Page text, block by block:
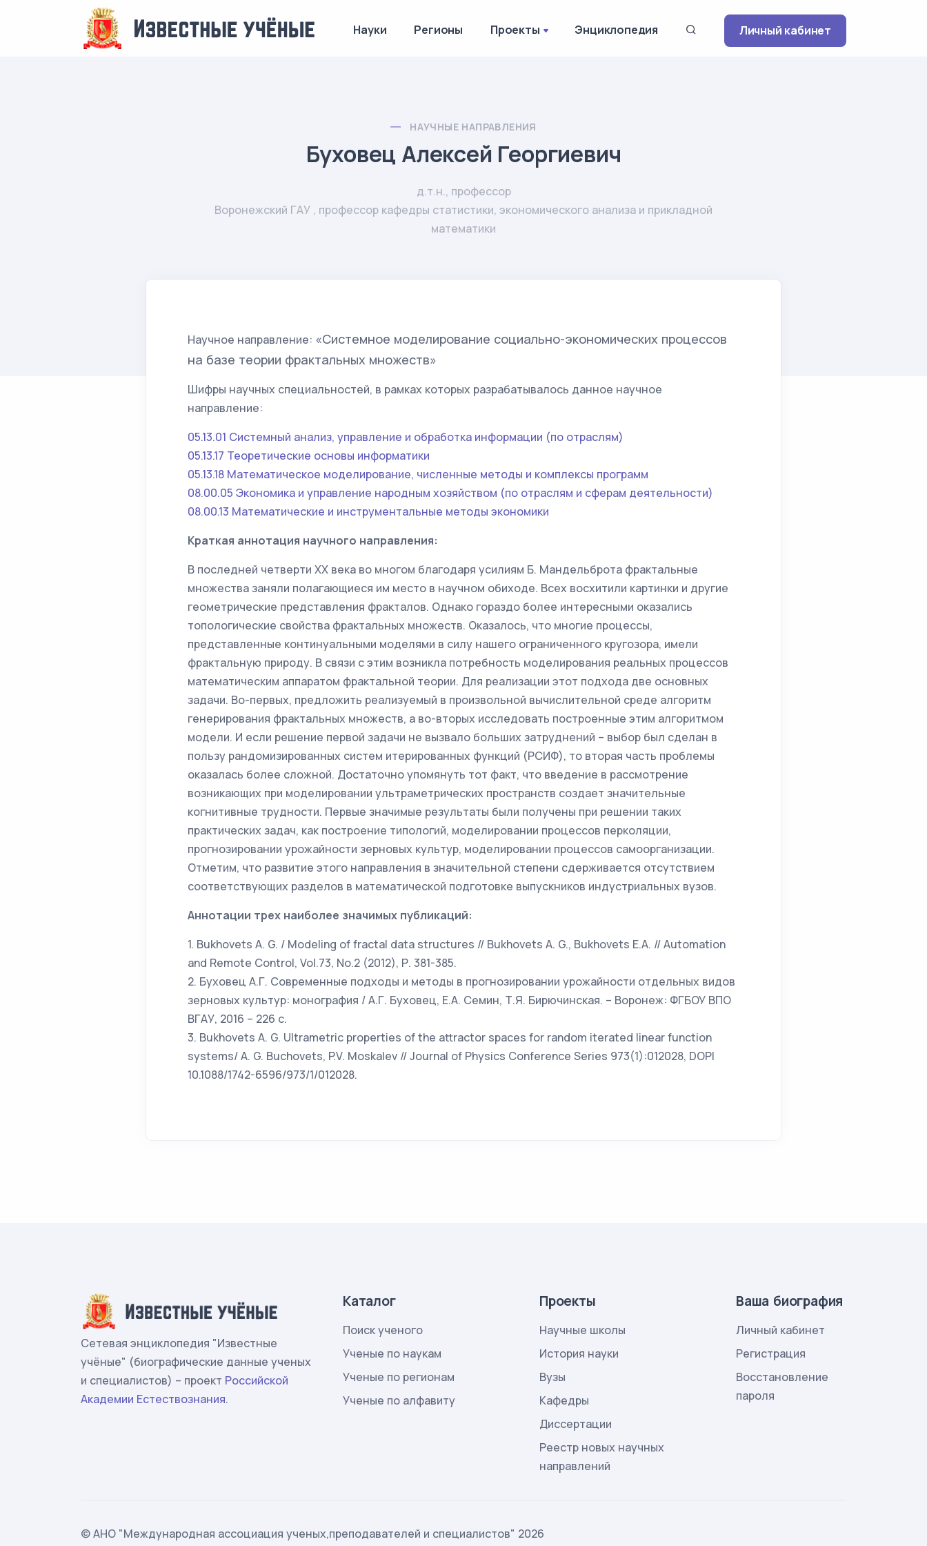
Науки Регионы Проекты Энциклопедия Личный кабинет
НАУЧНЫЕ НАПРАВЛЕНИЯ
Буховец Алексей Георгиевич
д.т.н., профессор
Воронежский ГАУ , профессор кафедры статистики, экономического анализа и прикладной
математики
Научное направление: «Системное моделирование социально-экономических процессов
на базе теории фрактальных множеств»
Шифры научных специальностей, в рамках которых разрабатывалось данное научное
направление:
05.13.01 Системный анализ, управление и обработка информации (по отраслям)
05.13.17 Теоретические основы информатики
05.13.18 Математическое моделирование, численные методы и комплексы программ
08.00.05 Экономика и управление народным хозяйством (по отраслям и сферам деятельности)
08.00.13 Математические и инструментальные методы экономики
Краткая аннотация научного направления:
В последней четверти ХХ века во многом благодаря усилиям Б. Мандельброта фрактальные
множества заняли полагающиеся им место в научном обиходе. Всех восхитили картинки и другие
геометрические представления фракталов. Однако гораздо более интересными оказались
топологические свойства фрактальных множеств. Оказалось, что многие процессы,
представленные континуальными моделями в силу нашего ограниченного кругозора, имели
фрактальную природу. В связи с этим возникла потребность моделирования реальных процессов
математическим аппаратом фрактальной теории. Для реализации этот подхода две основных
задачи. Во-первых, предложить реализуемый в произвольной вычислительной среде алгоритм
генерирования фрактальных множеств, а во-вторых исследовать построенные этим алгоритмом
модели. И если решение первой задачи не вызвало больших затруднений – выбор был сделан в
пользу рандомизированных систем итерированных функций (РСИФ), то вторая часть проблемы
оказалась более сложной. Достаточно упомянуть тот факт, что введение в рассмотрение
возникающих при моделировании ультраметрических пространств создает значительные
когнитивные трудности. Первые значимые результаты были получены при решении таких
практических задач, как построение типологий, моделировании процессов перколяции,
прогнозировании урожайности зерновых культур, моделировании процессов самоорганизации.
Отметим, что развитие этого направления в значительной степени сдерживается отсутствием
соответствующих разделов в математической подготовке выпускников индустриальных вузов.
Аннотации трех наиболее значимых публикаций:
1. Bukhovets A. G. / Modeling of fractal data structures // Bukhovets A. G., Bukhovets E.A. // Automation
and Remote Control, Vol.73, No.2 (2012), Р. 381-385.
2. Буховец А.Г. Современные подходы и методы в прогнозировании урожайности отдельных видов
зерновых культур: монография / А.Г. Буховец, Е.А. Семин, Т.Я. Бирючинская. – Воронеж: ФГБОУ ВПО
ВГАУ, 2016 – 226 с.
3. Bukhovets A. G. Ultrametric properties of the attractor spaces for random iterated linear function
systems/ A. G. Buchovets, P.V. Moskalev // Journal of Physics Conference Series 973(1):012028, DOPI
10.1088/1742-6596/973/1/012028.
Сетевая энциклопедия "Известные
учёные" (биографические данные ученых
и специалистов) – проект Российской
Академии Естествознания.
Каталог
Поиск ученого
Ученые по наукам
Ученые по регионам
Ученые по алфавиту
Проекты
Научные школы
История науки
Вузы
Кафедры
Диссертации
Реестр новых научных
направлений
Ваша биография
Личный кабинет
Регистрация
Восстановление
пароля
© АНО "Международная ассоциация ученых,преподавателей и специалистов" 2026